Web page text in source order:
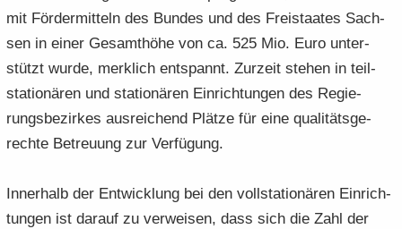
mit För­der­mit­teln des Bun­des und des Frei­staa­tes Sach­
sen in einer Ge­samt­hö­he von ca. 525 Mio. Euro un­ter­
stützt wurde, merk­lich ent­spannt. Zur­zeit ste­hen in teil­
sta­tio­nä­ren und sta­tio­nä­ren Ein­rich­tun­gen des Re­gie­
rungs­be­zir­kes aus­rei­chend Plät­ze für eine qua­li­täts­ge­
rech­te Be­treu­ung zur Ver­fü­gung.
In­ner­halb der Ent­wick­lung bei den voll­sta­tio­nä­ren Ein­rich­
tun­gen ist dar­auf zu ver­wei­sen, dass sich die Zahl der